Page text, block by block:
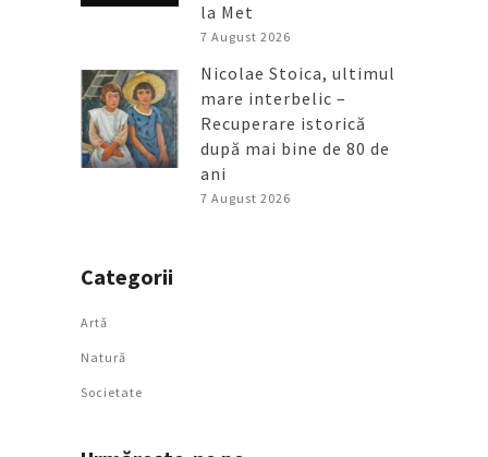
la Met
7 August 2026
Nicolae Stoica, ultimul
mare interbelic –
Recuperare istorică
după mai bine de 80 de
ani
7 August 2026
Categorii
Artǎ
Natură
Societate